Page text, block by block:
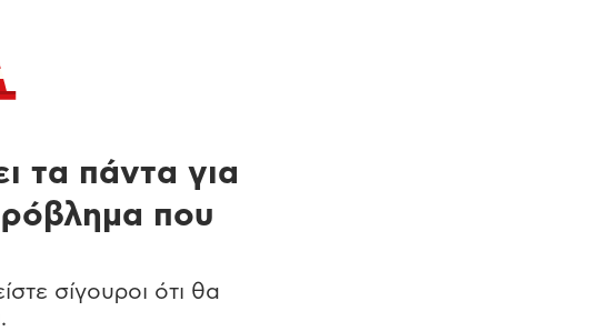
τα πάντα για
που
σίγουροι ότι θα